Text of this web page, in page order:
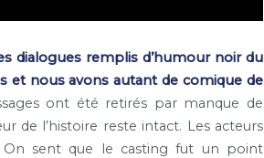
dialogues remplis d’humour noir du
et nous avons autant de comique de
ont été retirés par manque de
de l’histoire reste intact. Les acteurs
On sent que le casting fut un point